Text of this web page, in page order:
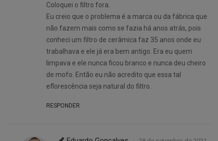
Coloquei o filtro fora.
Eu creio que o problema é a marca ou da fábrica que
não fazem mais como se fazia há anos atrás, pois
conheci um filtro de cerâmica faz 35 anos onde eu
trabalhava e ele já era bem antigo. Era eu quem
limpava e ele nunca ficou branco e nunca deu cheiro
de mofo. Então eu não acredito que essa tal
eflorescência seja natural do filtro.
RESPONDER